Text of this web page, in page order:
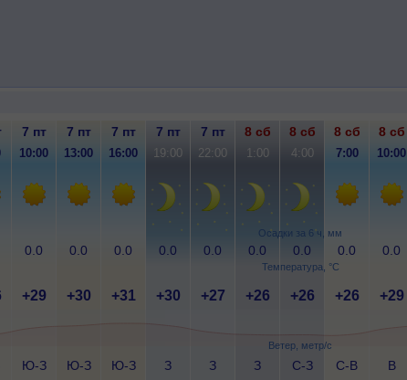
Осадки за 6 ч, мм
Температура, °C
Ветер, метр/с
7 пт 7 пт 7 пт 7 пт 7 пт 8 сб 8 сб 8 сб 8 сб
10:00 13:00 16:00 19:00 22:00 1:00 4:00 7:00 10:00
0.0 0.0 0.0 0.0 0.0 0.0 0.0 0.0 0.0
+29 +30 +31 +30 +27 +26 +26 +26 +29
Ю-З
Ю-З
Ю-З
З
З
З
С-З
С-В
В